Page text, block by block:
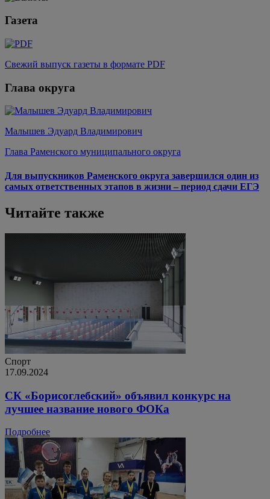
Газета
Свежий выпуск газеты в формате PDF
Глава округа
Малышев Эдуард Владимирович
Глава Раменского муниципального округа
Для выпускников Раменского округа завершился один из
самых ответственных этапов в жизни – период сдачи ЕГЭ
Читайте также
Спорт
17.09.2024
СК «Борисоглебский» объявил конкурс на
лучшее название нового ФОКа
Подробнее